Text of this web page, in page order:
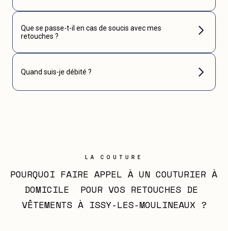
Que se passe-t-il en cas de soucis avec mes
retouches ?
Quand suis-je débité ?
LA COUTURE
POURQUOI FAIRE APPEL À UN COUTURIER À
DOMICILE  POUR VOS RETOUCHES DE
VÊTEMENTS À ISSY-LES-MOULINEAUX ?